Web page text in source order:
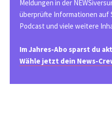
Meldungen in der
überprüfte Informationen auf
Podcast und viele weitere
Im Jahres-Abo sparst du
Wähle jetzt dein News-